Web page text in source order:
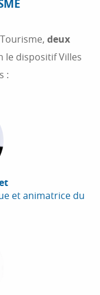
deux
le dispositif Villes
:
et animatrice du